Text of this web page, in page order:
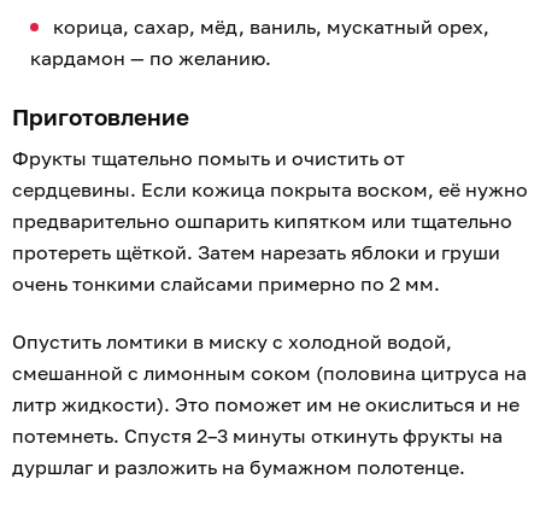
корица, сахар, мёд, ваниль, мускатный орех,
кардамон — по желанию.
Приготовление
Фрукты тщательно помыть и очистить от
сердцевины. Если кожица покрыта воском, её нужно
предварительно ошпарить кипятком или тщательно
протереть щёткой. Затем нарезать яблоки и груши
очень тонкими слайсами примерно по 2 мм.
Опустить ломтики в миску с холодной водой,
смешанной с лимонным соком (половина цитруса на
литр жидкости). Это поможет им не окислиться и не
потемнеть. Спустя 2–3 минуты откинуть фрукты на
дуршлаг и разложить на бумажном полотенце.